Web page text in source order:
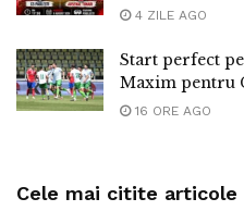
4 ZILE AGO
Start perfect
Maxim pentru
16 ORE AGO
Cele mai citite articole